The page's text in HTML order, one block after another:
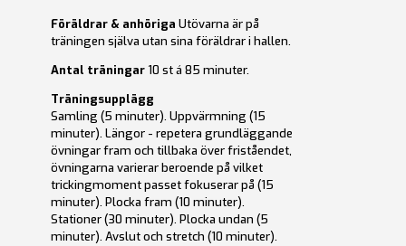
Föräldrar & anhöriga Utövarna är på
träningen själva utan sina föräldrar i hallen.
Antal träningar10 st á 85 minuter.
Träningsupplägg
Samling (5 minuter). Uppvärmning (15
minuter). Längor - repetera grundläggande
övningar fram och tillbaka över friståendet,
övningarna varierar beroende på vilket
trickingmoment passet fokuserar på (15
minuter). Plocka fram (10 minuter).
Stationer (30 minuter). Plocka undan (5
minuter). Avslut och stretch (10 minuter).